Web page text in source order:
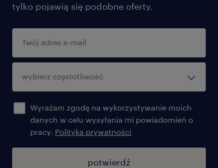
tylko pojawią się podobne oferty.
Wyrażam zgodę na wykorzystywanie moich
danych w celu wysyłania mi powiadomień o
pracy. Polityka prywatności
potwierdź